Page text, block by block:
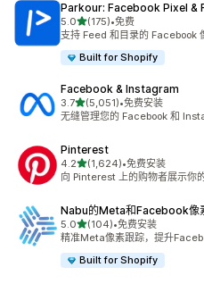
Parkour: Facebook Pixel &
5.0星（满分 5 星）
(175)
总共 175 条评论
•免费
支持 Feed 和目录的 Facebook
Built for Shopify
Facebook & Instagram
3.7星（满分 5 星）
(5,051)
总共 5051 条评论
•免费安装
无缝管理您的 Facebook 和
Pinterest
4.2星（满分 5 星）
(1,624)
总共 1624 条评论
•免费安装
向 Pinterest 上的购物者展示你
Nabu的Meta和Facebook像
5.0星（满分 5 星）
(104)
总共 104 条评论
•免费安装
精准Meta像素跟踪，提升
Built for Shopify